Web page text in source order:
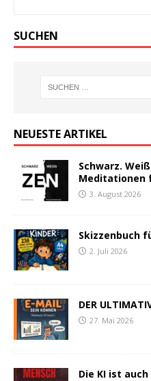
SUCHEN
NEUESTE ARTIKEL
Schwarz.
Meditationen
3. August 2026
Skizzenbuch
2. Juli 2026
DER
27. Mai 2026
Die KI ist